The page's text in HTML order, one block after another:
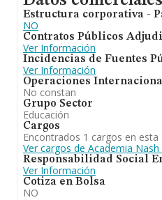
Estructura corporativa -
NO
Contratos Públicos
Ver Información
Incidencias de Fuentes
Ver Información
Operaciones
No constan
Grupo Sector
Educación
Cargos
Encontrados 1 cargos en esta
Ver cargos de Academia Nash
Responsabilidad Social
Ver Información
Cotiza en Bolsa
NO